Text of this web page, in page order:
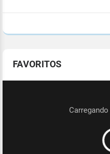
FAVORITOS